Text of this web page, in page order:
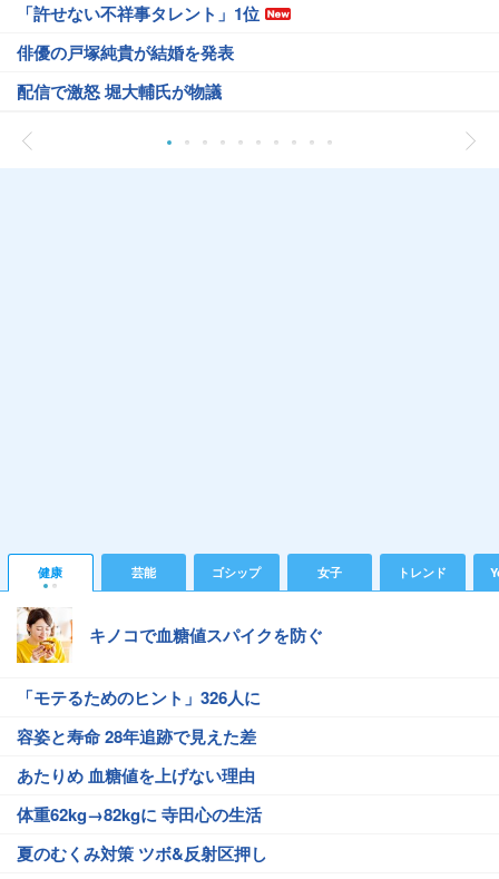
「許せない不祥事タレント」1位
俳優の戸塚純貴が結婚を発表
配信で激怒 堀大輔氏が物議
健康 芸能 ゴシップ 女子 トレンド
キノコで血糖値スパイクを防ぐ
「モテるためのヒント」326人に
容姿と寿命 28年追跡で見えた差
あたりめ 血糖値を上げない理由
体重62kg→82kgに 寺田心の生活
夏のむくみ対策 ツボ&反射区押し